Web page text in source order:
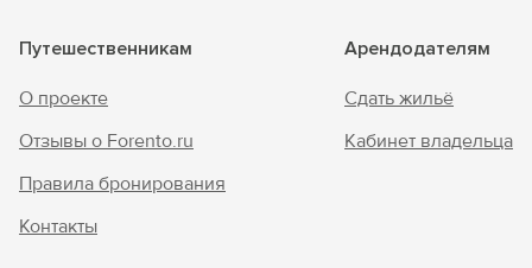
Путешественникам
О проекте
Отзывы о Forento.ru
Правила бронирования
Контакты
Арендодателям
Сдать жильё
Кабинет владельца